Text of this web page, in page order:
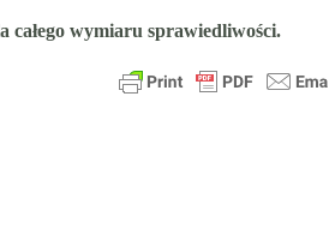
całego wymiaru sprawiedliwości.